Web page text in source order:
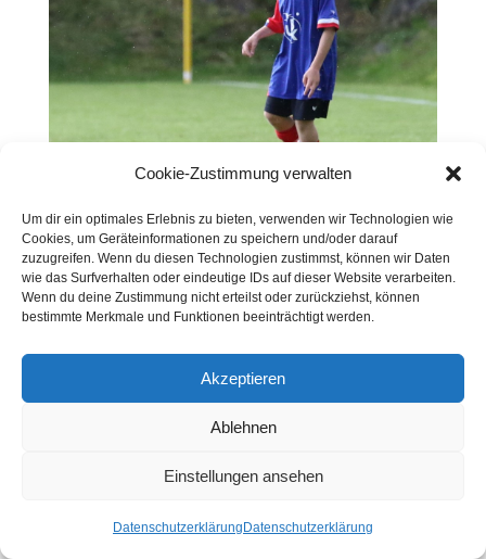
Cookie-Zustimmung verwalten
Um dir ein optimales Erlebnis zu bieten, verwenden wir Technologien wie
Cookies, um Geräteinformationen zu speichern und/oder darauf
zuzugreifen. Wenn du diesen Technologien zustimmst, können wir Daten
wie das Surfverhalten oder eindeutige IDs auf dieser Website verarbeiten.
Wenn du deine Zustimmung nicht erteilst oder zurückziehst, können
bestimmte Merkmale und Funktionen beeinträchtigt werden.
Akzeptieren
Ablehnen
Einstellungen ansehen
Datenschutzerklärung Datenschutzerklärung
Bild herunterladen